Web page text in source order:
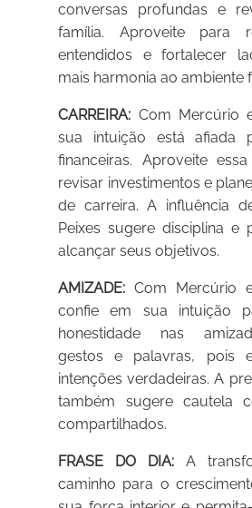
conversas profundas e
família. Aproveite para
entendidos e fortalecer
mais harmonia ao ambiente
CARREIRA: Com Mercúrio
sua intuição está afiada
financeiras. Aproveite
revisar investimentos e
de carreira. A influência
Peixes sugere disciplina e
alcançar seus objetivos.
AMIZADE: Com Mercúrio
confie em sua intuição
honestidade nas
gestos e palavras, pois
intenções verdadeiras. A
também sugere cautela
compartilhados.
FRASE DO DIA: A
caminho para o